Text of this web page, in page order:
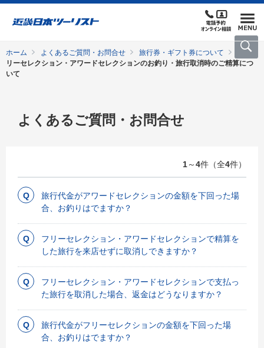
ホーム よくあるご質問・お問合せ 旅行券・ギフト券について
フ
リーセレクション・アワードセレクションのお釣り・旅行取消時のご精算につ
いて
よくあるご質問・お問合せ
1～4件（全4件）
旅行代金がアワードセレクションの金額を下回った場
合、お釣りはでますか？
フリーセレクション・アワードセレクションで精算を
した旅行を来店せずに取消しできますか？
フリーセレクション・アワードセレクションで支払っ
た旅行を取消した場合、返金はどうなりますか？
旅行代金がフリーセレクションの金額を下回った場
合、お釣りはでますか？